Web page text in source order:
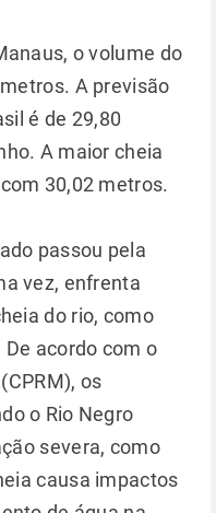
o volume do
A previsão
é de 29,80
A maior cheia
30,02 metros.
passou pela
vez, enfrenta
do rio, como
acordo com o
os
o Rio Negro
severa, como
causa impactos